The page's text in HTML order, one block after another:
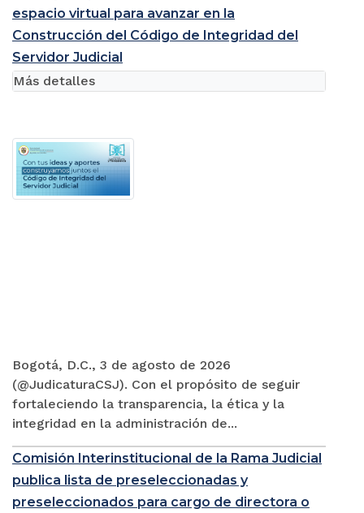
espacio virtual para avanzar en la
Construcción del Código de Integridad del
Servidor Judicial
Bogotá, D.C., 3 de agosto de 2026
(@JudicaturaCSJ). Con el propósito de seguir
fortaleciendo la transparencia, la ética y la
integridad en la administración de...
Más detalles
Comisión Interinstitucional de la Rama Judicial
publica lista de preseleccionadas y
preseleccionados para cargo de directora o